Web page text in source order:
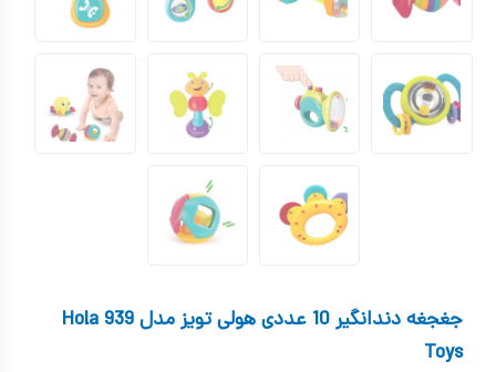
اسباب بازی علمی
اسباب بازی مشاغل
اتاق کودک
جغجغه دندانگیر 10 عددی هولی تویز مدل 939 Hola
Toys